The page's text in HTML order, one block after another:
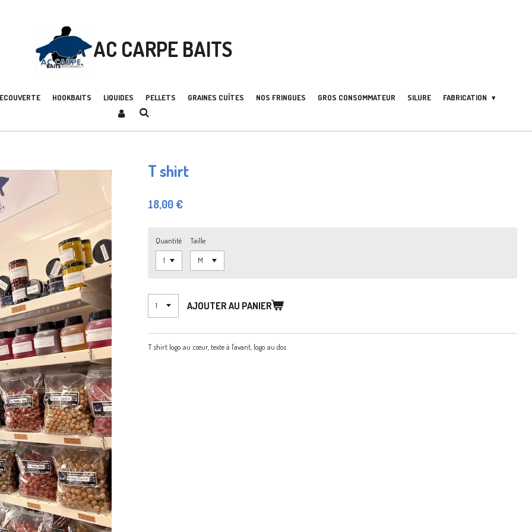
AC CARPE BAITS
HOOKBAITS LIQUIDES PELLETS GRAINES CUÎTES NOS FRINGUES GROS CONSOMMATEUR SILURE FABRICATION
T shirt
18,00 €
Quantité Taille
AJOUTER AU PANIER
T shirt logo au cœur, texte à l'avant, logo au dos